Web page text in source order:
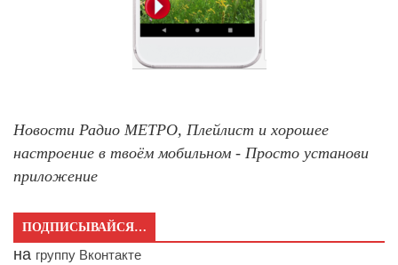
Новости Радио МЕТРО, Плейлист и хорошее
настроение в твоём мобильном - Просто установи
приложение
ПОДПИСЫВАЙСЯ…
на группу Вконтакте